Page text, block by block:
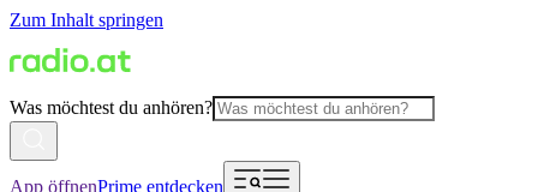
Zum Inhalt springen
Was möchtest du anhören?
App öffnenPrime entdecken